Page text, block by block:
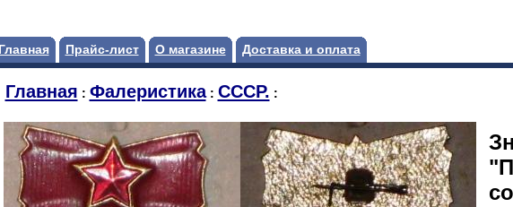
Главная Прайс-лист О магазине Доставка и оплата
Главная : Фалеристика: СССР. :